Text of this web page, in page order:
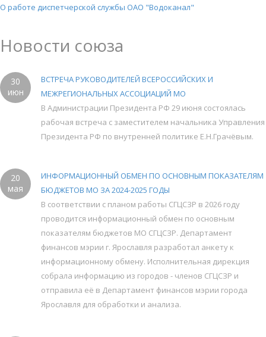
О работе диспетчерской службы ОАО "Водоканал"
Новости союза
30
июн
ВСТРЕЧА РУКОВОДИТЕЛЕЙ ВСЕРОССИЙСКИХ И
МЕЖРЕГИОНАЛЬНЫХ АССОЦИАЦИЙ МО
В Администрации Президента РФ 29 июня состоялась
рабочая встреча с заместителем начальника Управления
Президента РФ по внутренней политике Е.Н.Грачёвым.
20
мая
ИНФОРМАЦИОННЫЙ ОБМЕН ПО ОСНОВНЫМ ПОКАЗАТЕЛЯМ
БЮДЖЕТОВ МО ЗА 2024-2025 ГОДЫ
В соответствии с планом работы СГЦСЗР в 2026 году
проводится информационный обмен по основным
показателям бюджетов МО СГЦСЗР. Департамент
финансов мэрии г. Ярославля разработал анкету к
информационному обмену. Исполнительная дирекция
собрала информацию из городов - членов СГЦСЗР и
отправила её в Департамент финансов мэрии города
Ярославля для обработки и анализа.